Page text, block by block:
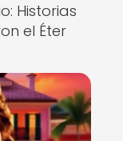
Historias
el Éter